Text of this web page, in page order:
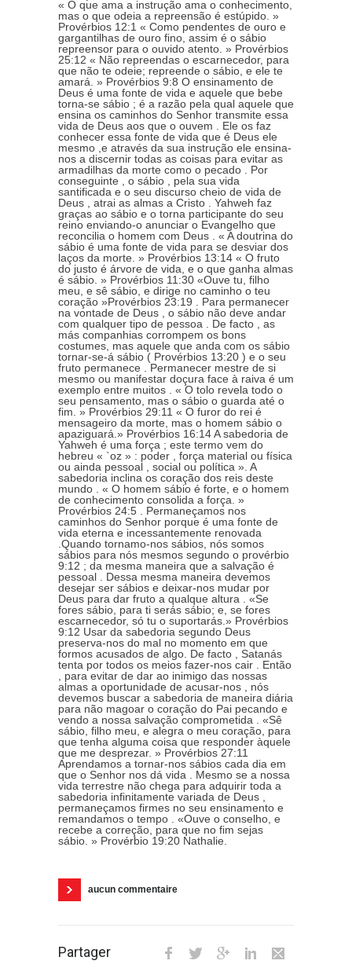
« O que ama a instrução ama o conhecimento,
mas o que odeia a repreensão é estúpido. »
Provérbios 12:1 « Como pendentes de ouro e
gargantilhas de ouro fino, assim é o sábio
repreensor para o ouvido atento. » Provérbios
25:12 « Não repreendas o escarnecedor, para
que não te odeie; repreende o sábio, e ele te
amará. » Provérbios 9:8 O ensinamento de
Deus é uma fonte de vida e aquele que bebe
torna-se sábio ; é a razão pela qual aquele que
ensina os caminhos do Senhor transmite essa
vida de Deus aos que o ouvem . Ele os faz
conhecer essa fonte de vida que é Deus ele
mesmo ,e através da sua instrução ele ensina-
nos a discernir todas as coisas para evitar as
armadilhas da morte como o pecado . Por
conseguinte , o sábio , pela sua vida
santificada e o seu discurso cheio de vida de
Deus , atrai as almas a Cristo . Yahweh faz
graças ao sábio e o torna participante do seu
reino enviando-o anunciar o Evangelho que
reconcilia o homem com Deus . « A doutrina do
sábio é uma fonte de vida para se desviar dos
laços da morte. » Provérbios 13:14 « O fruto
do justo é árvore de vida, e o que ganha almas
é sábio. » Provérbios 11:30 «Ouve tu, filho
meu, e sê sábio, e dirige no caminho o teu
coração »Provérbios 23:19 . Para permanecer
na vontade de Deus , o sábio não deve andar
com qualquer tipo de pessoa . De facto , as
más companhias corrompem os bons
costumes, mas aquele que anda com os sábio
tornar-se-á sábio ( Provérbios 13:20 ) e o seu
fruto permanece . Permanecer mestre de si
mesmo ou manifestar doçura face à raiva é um
exemplo entre muitos . « O tolo revela todo o
seu pensamento, mas o sábio o guarda até o
fim. » Provérbios 29:11 « O furor do rei é
mensageiro da morte, mas o homem sábio o
apaziguará.» Provérbios 16:14 A sabedoria de
Yahweh é uma força ; este termo vem do
hebreu « `oz » : poder , força material ou física
ou ainda pessoal , social ou política ». A
sabedoria inclina os coração dos reis deste
mundo . « O homem sábio é forte, e o homem
de conhecimento consolida a força. »
Provérbios 24:5 . Permaneçamos nos
caminhos do Senhor porque é uma fonte de
vida eterna e incessantemente renovada
.Quando tornamo-nos sábios, nós somos
sábios para nós mesmos segundo o provérbio
9:12 ; da mesma maneira que a salvação é
pessoal . Dessa mesma maneira devemos
desejar ser sábios e deixar-nos mudar por
Deus para dar fruto a qualque altura . «Se
fores sábio, para ti serás sábio; e, se fores
escarnecedor, só tu o suportarás.» Provérbios
9:12 Usar da sabedoria segundo Deus
preserva-nos do mal no momento em que
formos acusados de algo. De facto , Satanás
tenta por todos os meios fazer-nos cair . Então
, para evitar de dar ao inimigo das nossas
almas a oportunidade de acusar-nos , nós
devemos buscar a sabedoria de maneira diária
para não magoar o coração do Pai pecando e
vendo a nossa salvação comprometida . «Sê
sábio, filho meu, e alegra o meu coração, para
que tenha alguma coisa que responder àquele
que me desprezar. » Provérbios 27:11
Aprendamos a tornar-nos sábios cada dia em
que o Senhor nos dá vida . Mesmo se a nossa
vida terrestre não chega para adquirir toda a
sabedoria infinitamente variada de Deus ,
permaneçamos firmes no seu ensinamento e
remandamos o tempo . «Ouve o conselho, e
recebe a correção, para que no fim sejas
sábio. » Provérbio 19:20 Nathalie.
aucun commentaire
Partager